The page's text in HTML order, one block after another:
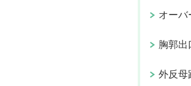
オーバ
胸郭出
外反母